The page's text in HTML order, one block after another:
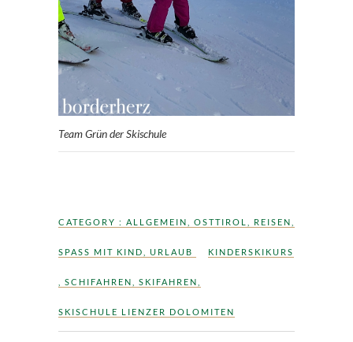
Team Grün der Skischule
CATEGORY : ALLGEMEIN OSTTIROL REISEN
SPASS MIT KIND URLAUB KINDERSKIKURS
SCHIFAHREN SKIFAHREN
SKISCHULE LIENZER DOLOMITEN